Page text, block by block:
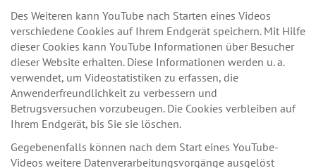
Des Weiteren kann YouTube nach Starten eines Videos
verschiedene Cookies auf Ihrem Endgerät speichern. Mit Hilfe
dieser Cookies kann YouTube Informationen über Besucher
dieser Website erhalten. Diese Informationen werden u. a.
verwendet, um Videostatistiken zu erfassen, die
Anwenderfreundlichkeit zu verbessern und
Betrugsversuchen vorzubeugen. Die Cookies verbleiben auf
Ihrem Endgerät, bis Sie sie löschen.
Gegebenenfalls können nach dem Start eines YouTube-
Videos weitere Datenverarbeitungsvorgänge ausgelöst